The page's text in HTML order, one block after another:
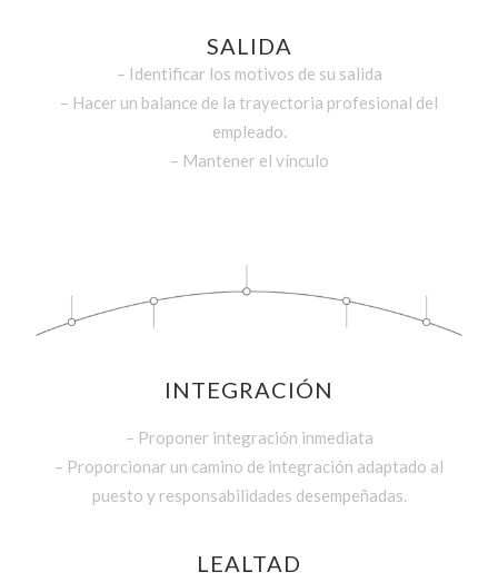
SALIDA
– Identificar los motivos de su salida
– Hacer un balance de la trayectoria profesional del
empleado.
– Mantener el vínculo
INTEGRACIÓN
– Proponer integración inmediata
– Proporcionar un camino de integración adaptado al
puesto y responsabilidades desempeñadas.
LEALTAD